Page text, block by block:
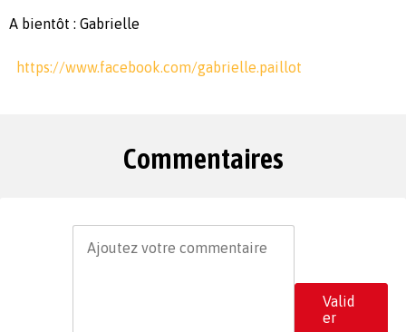
A bientôt : Gabrielle
https://www.facebook.com/gabrielle.paillot
Commentaires
Valid
er